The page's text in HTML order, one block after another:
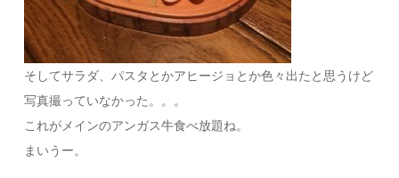
そしてサラダ、パスタとかアヒージョとか色々出たと思うけど
写真撮っていなかった。。。
これがメインのアンガス牛食べ放題ね。
まいうー。